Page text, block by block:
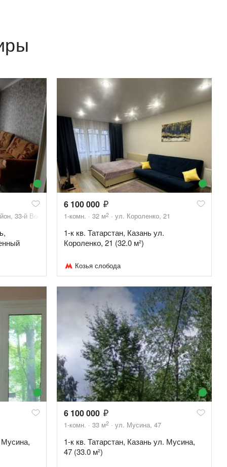
33-й Военный городок, 14
6 100 000
1-комн. 32 м2 ул. Короленко, 21
1-к кв. Татарстан, Казань ул.
Короленко, 21 (32.0 м²)
Козья слобода
Мусина,
6 100 000
1-комн. 33 м2 ул. Мусина, 47
1-к кв. Татарстан, Казань ул. Мусина,
47 (33.0 м²)